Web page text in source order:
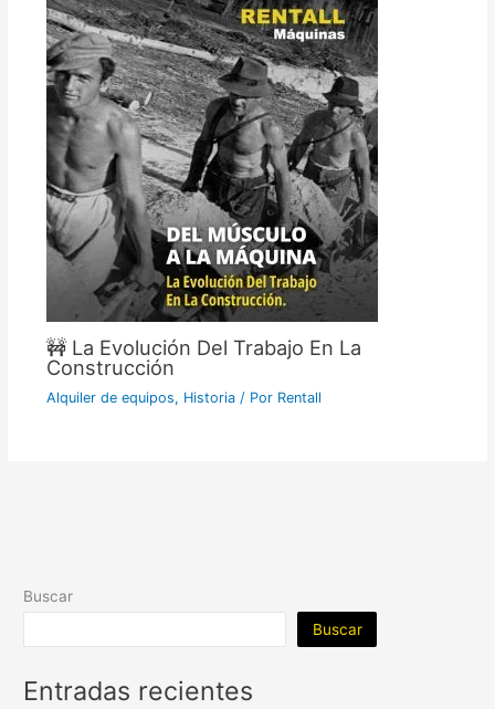
🚧 La Evolución Del Trabajo En La
Construcción
Alquiler de equipos, Historia/ Por Rentall
Buscar
Buscar
Entradas recientes